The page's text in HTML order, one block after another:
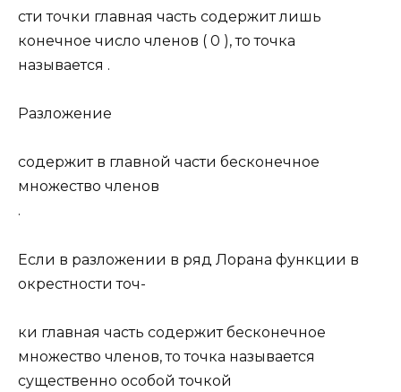
сти точки главная часть содержит лишь
конечное число членов ( 0 ), то точка
называется .
Разложение
содержит в главной части бесконечное
множество членов
.
Если в разложении в ряд Лорана функции в
окрестности точ-
ки главная часть содержит бесконечное
множество членов, то точка называется
существенно особой точкой